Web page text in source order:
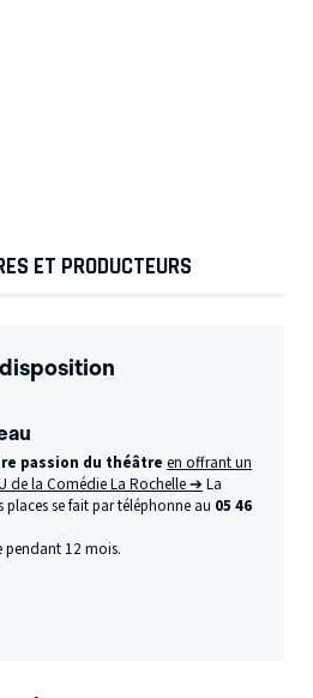
ET PRODUCTEURS
passion du théâtre en offrant un
de la Comédie La Rochelle ➔ La
places se fait par téléphonne au 05 46
pendant 12 mois.